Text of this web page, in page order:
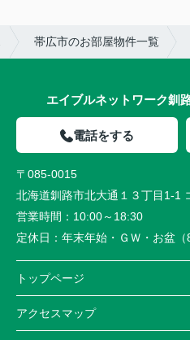
帯広市のお部屋物件一覧
エイブルネットワーク釧
電話をする
〒085-0015
北海道釧路市北大通１３丁目1-1
営業時間： 10:00～18:30
定休日： 年末年始・ＧＷ・お盆（
トップページ
アクセスマップ